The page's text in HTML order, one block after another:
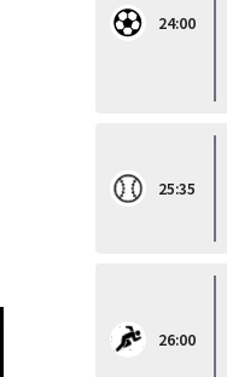
24:00
25:35
26:00